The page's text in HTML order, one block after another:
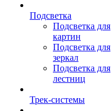
Подсветка
Подсветка для
картин
Подсветка для
зеркал
Подсветка для
лестниц
Трек-системы